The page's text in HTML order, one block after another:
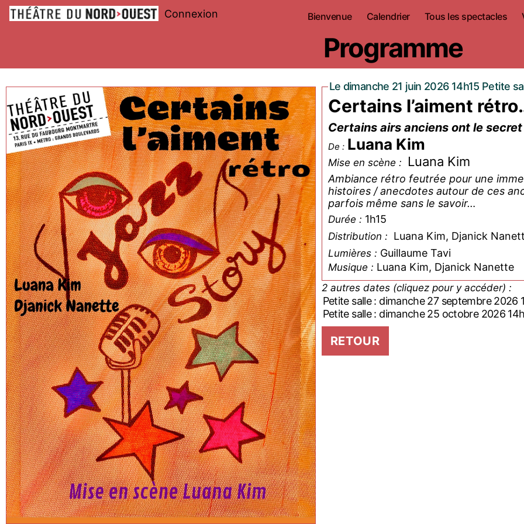
Connexion Bienvenue Calendrier Tous les spectacles
Programme
Le dimanche 21 juin 2026 14h15 Petite
Certains l’aiment
Certains airs anciens ont le
De : Luana Kim
Mise en scène : Luana Kim
Ambiance rétro feutrée pour une
histoires / anecdotes autour de ces
parfois même sans le savoir…
Durée : 1h15
Distribution : Luana Kim, Djanick
Lumières : Guillaume Tavi
Musique : Luana Kim, Djanick Nanette
2 autres dates (cliquez pour y accéder) :
Petite salle : dimanche 27 septembre 2026
Petite salle : dimanche 25 octobre 2026